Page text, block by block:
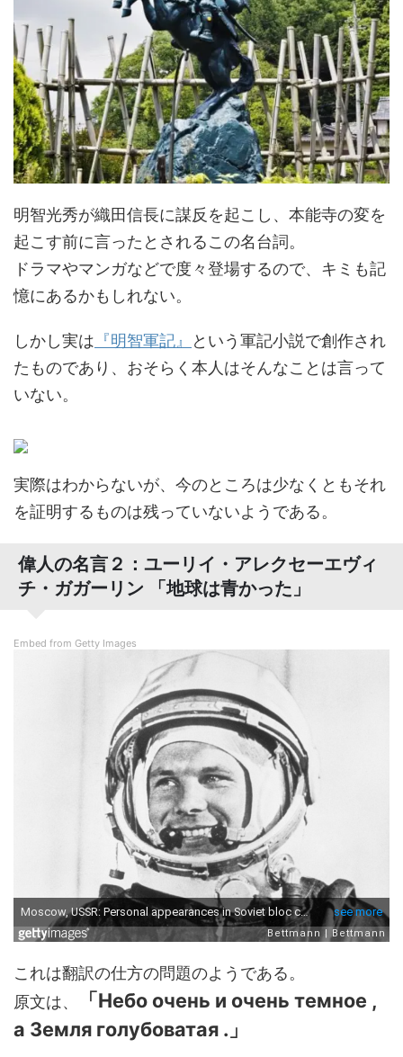
明智光秀が織田信長に謀反を起こし、本能寺の変を
起こす前に言ったとされるこの名台詞。
ドラマやマンガなどで度々登場するので、キミも記
憶にあるかもしれない。
しかし実は 『明智軍記』
という軍記小説で創作され
たものであり、おそらく本人はそんなことは言って
いない。
実際はわからないが、今のところは少なくともそれ
を証明するものは残っていないようである。
偉人の名言２：ユーリイ・アレクセーエヴィ
チ・ガガーリン 「地球は青かった」
Embed from Getty Images
これは翻訳の仕方の問題のようである。
原文は、
「 Небо очень и очень темное ,
а Земля голубоватая .」